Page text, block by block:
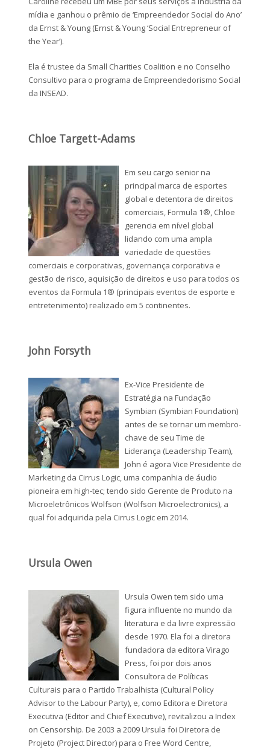
mídia e ganhou o prêmio de ‘Empreendedor Social do Ano’
da Ernst & Young (Ernst & Young ‘Social Entrepreneur of
the Year’).
Ela é trustee da Small Charities Coalition e no Conselho
Consultivo para o programa de Empreendedorismo Social
da INSEAD.
Chloe Targett-Adams
Em seu cargo senior na
principal marca de esportes
global e detentora de direitos
comerciais, Formula 1®, Chloe
gerencia em nível global
lidando com uma ampla
variedade de questões
comerciais e corporativas, governança corporativa e
gestão de risco, aquisição de direitos e uso para todos os
eventos da Formula 1® (principais eventos de esporte e
entretenimento) realizado em 5 continentes.
John Forsyth
Ex-Vice Presidente de
Estratégia na Fundação
Symbian (Symbian Foundation)
antes de se tornar um membro-
chave de seu Time de
Liderança (Leadership Team),
John é agora Vice Presidente de
Marketing da Cirrus Logic, uma companhia de áudio
pioneira em high-tec; tendo sido Gerente de Produto na
Microeletrônicos Wolfson (Wolfson Microelectronics), a
qual foi adquirida pela Cirrus Logic em 2014.
Ursula Owen
Ursula Owen tem sido uma
figura influente no mundo da
literatura e da livre expressão
desde 1970. Ela foi a diretora
fundadora da editora Virago
Press, foi por dois anos
Consultora de Políticas
Culturais para o Partido Trabalhista (Cultural Policy
Advisor to the Labour Party), e, como Editora e Diretora
Executiva (Editor and Chief Executive), revitalizou a Index
on Censorship. De 2003 a 2009 Ursula foi Diretora de
Projeto (Project Director) para o Free Word Centre,